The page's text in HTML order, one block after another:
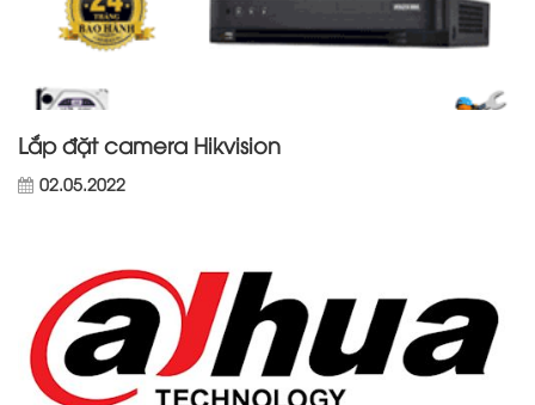
Lắp đặt camera Hikvision
02.05.2022